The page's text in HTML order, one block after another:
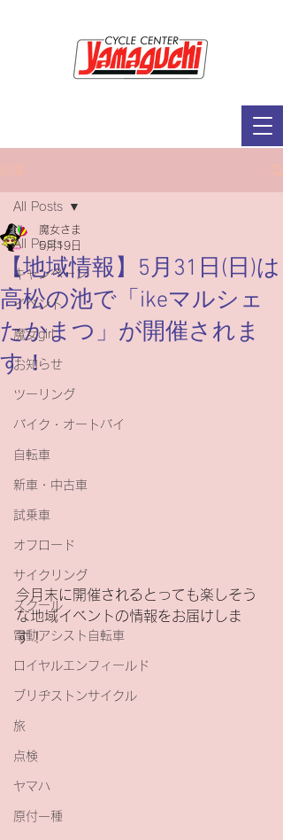
All Posts
キャンペーン
イベント
魔女girl
お知らせ
ツーリング
バイク・オートバイ
自転車
新車・中古車
試乗車
オフロード
サイクリング
スクール
電動アシスト自転車
ロイヤルエンフィールド
ブリヂストンサイクル
旅
点検
ヤマハ
原付一種
All Posts
【地域情報】5月31日(日)は
高松の池で「ikeマルシェ
たかまつ」が開催されま
す！
魔女さま
5月19日
今月末に開催されるとっても楽しそう
な地域イベントの情報をお届けしま
す！